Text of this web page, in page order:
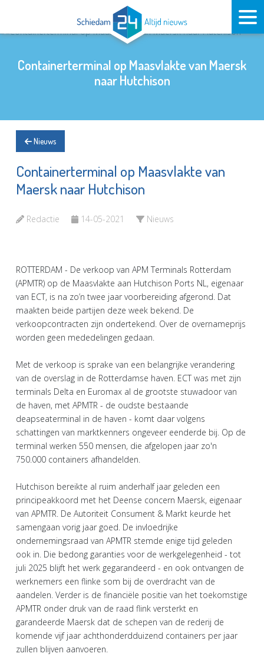
Containerterminal op Maasvlakte van Maersk
naar Hutchison
Nieuws
Containerterminal op Maasvlakte van
Maersk naar Hutchison
Redactie 14-05-2021 Nieuws
ROTTERDAM - De verkoop van APM Terminals Rotterdam
(APMTR) op de Maasvlakte aan Hutchison Ports NL, eigenaar
van ECT, is na zo’n twee jaar voorbereiding afgerond. Dat
maakten beide partijen deze week bekend. De
verkoopcontracten zijn ondertekend. Over de overnameprijs
worden geen mededelingen gedaan.
Met de verkoop is sprake van een belangrijke verandering
van de overslag in de Rotterdamse haven. ECT was met zijn
terminals Delta en Euromax al de grootste stuwadoor van
de haven, met APMTR - de oudste bestaande
deapseaterminal in de haven - komt daar volgens
schattingen van marktkenners ongeveer eenderde bij. Op de
terminal werken 550 mensen, die afgelopen jaar zo'n
750.000 containers afhandelden.
Hutchison bereikte al ruim anderhalf jaar geleden een
principeakkoord met het Deense concern Maersk, eigenaar
van APMTR. De Autoriteit Consument & Markt keurde het
samengaan vorig jaar goed. De invloedrijke
ondernemingsraad van APMTR stemde enige tijd geleden
ook in. Die bedong garanties voor de werkgelegenheid - tot
juli 2025 blijft het werk gegarandeerd - en ook ontvangen de
werknemers een flinke som bij de overdracht van de
aandelen. Verder is de financiële positie van het toekomstige
APMTR onder druk van de raad flink versterkt en
garandeerde Maersk dat de schepen van de rederij de
komende vijf jaar achthonderdduizend containers per jaar
zullen blijven aanvoeren.